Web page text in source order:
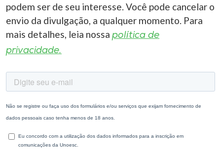
podem ser de seu interesse. Você pode cancelar o
envio da divulgação, a qualquer momento. Para
mais detalhes, leia nossa política de
privacidade.